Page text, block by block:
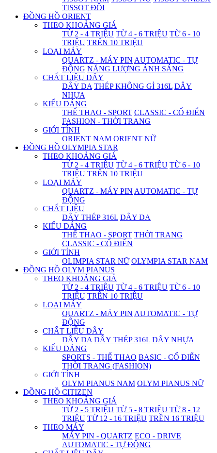
TISSOT ĐÔI
ĐỒNG HỒ ORIENT
THEO KHOẢNG GIÁ
TỪ 2 - 4 TRIỆU TỪ 4 - 6 TRIỆU TỪ 6 - 10
TRIỆU TRÊN 10 TRIỆU
LOẠI MÁY
QUARTZ - MÁY PIN AUTOMATIC - TỰ
ĐỘNG NĂNG LƯỢNG ÁNH SÁNG
CHẤT LIỆU DÂY
DÂY DA THÉP KHÔNG GỈ 316L DÂY
NHỰA
KIỂU DÁNG
THỂ THAO - SPORT CLASSIC - CỔ ĐIỂN
FASHION - THỜI TRANG
GIỚI TÍNH
ORIENT NAM ORIENT NỮ
ĐỒNG HỒ OLYMPIA STAR
THEO KHOẢNG GIÁ
TỪ 2 - 4 TRIỆU TỪ 4 - 6 TRIỆU TỪ 6 - 10
TRIỆU TRÊN 10 TRIỆU
LOẠI MÁY
QUARTZ - MÁY PIN AUTOMATIC - TỰ
ĐỘNG
CHẤT LIỆU
DÂY THÉP 316L DÂY DA
KIỂU DÁNG
THỂ THAO - SPORT THỜI TRANG
CLASSIC - CỔ ĐIỂN
GIỚI TÍNH
OLIMPIA STAR NỮ OLYMPIA STAR NAM
ĐỒNG HỒ OLYM PIANUS
THEO KHOẢNG GIÁ
TỪ 2 - 4 TRIỆU TỪ 4 - 6 TRIỆU TỪ 6 - 10
TRIỆU TRÊN 10 TRIỆU
LOẠI MÁY
QUARTZ - MÁY PIN AUTOMATIC - TỰ
ĐỘNG
CHẤT LIỆU DÂY
DÂY DA DÂY THÉP 316L DÂY NHỰA
KIỂU DÁNG
SPORTS - THỂ THAO BASIC - CỔ ĐIỂN
THỜI TRANG (FASHION)
GIỚI TÍNH
OLYM PIANUS NAM OLYM PIANUS NỮ
ĐỒNG HỒ CITIZEN
THEO KHOẢNG GIÁ
TỪ 2 - 5 TRIỆU TỪ 5 - 8 TRIỆU TỪ 8 - 12
TRIỆU TỪ 12 - 16 TRIỆU TRÊN 16 TRIỆU
THEO MÁY
MÁY PIN - QUARTZ ECO - DRIVE
AUTOMATIC - TỰ ĐỘNG